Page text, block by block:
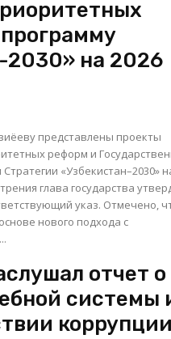
2030» на 2026
представлены проекты
реформ и
«Узбекистан–2030»
глава государства
указ. Отмечено, что
нового подхода с
отчет о
системы
коррупции